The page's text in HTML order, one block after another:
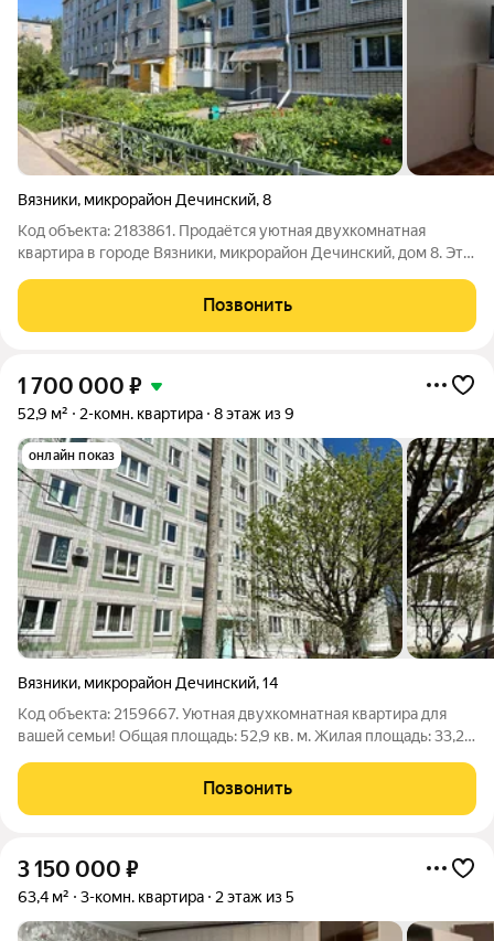
Вязники, микрорайон Дечинский,8
Код объекта: 2183861. Продаётся уютная двухкомнатная
квартира в городе Вязники, микрорайон Дечинский, дом 8. Это
расположена на пятом этаже пятиэтажного кирпичного дома
1975 года постройки.
Позвонить
1 700 000 ₽
52,9 м² 2-комн. квартира 8 этаж из 9
онлайн показ
Вязники, микрорайон Дечинский,14
Код объекта: 2159667. Уютная двухкомнатная квартира для
вашей семьи! Общая площадь: 52,9 кв. м. Жилая площадь: 33,2
изолированные комнаты, просторные и светлые, что
позволяет реализовать
Позвонить
3 150 000 ₽
63,4 м² 3-комн. квартира 2 этаж из 5